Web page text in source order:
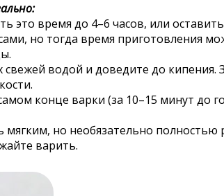
это время до 4–6 часов, или
но тогда время приготовления
свежей водой и доведите до
конце варки (за 10–15 минут до
но необязательно
варить.